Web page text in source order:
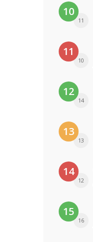
10
11
11
10
12
14
13
13
14
12
15
16